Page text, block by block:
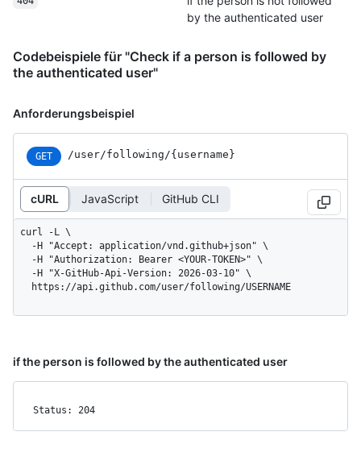
by the authenticated user
Codebeispiele für "Check if a person is followed by
the authenticated user"
Anforderungsbeispiel
GET /user/following /{username}
cURL JavaScript GitHub CLI
curl -L \
  https://api.github.com/user/following/USERNAME
if the person is followed by the authenticated user
Status: 204